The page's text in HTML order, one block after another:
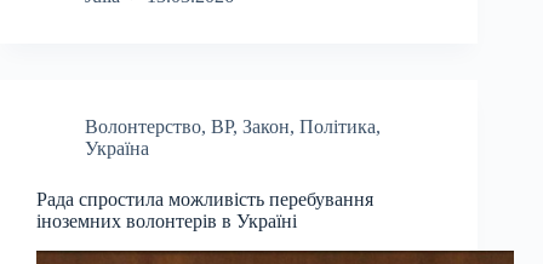
Волонтерство, ВР, Закон, Політика,
Україна
Рада спростила можливість перебування
іноземних волонтерів в Україні